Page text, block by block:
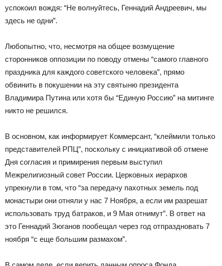
успокоил вождя: “Не волнуйтесь, Геннадий Андреевич, мы
здесь не одни”.
Любопытно, что, несмотря на общее возмущение
сторонников оппозиции по поводу отмены “самого главного
праздника для каждого советского человека”, прямо
обвинить в покушении на эту святыню президента
Владимира Путина или хотя бы “Единую Россию” на митинге
никто не решился.
В основном, как информирует Коммерсант, “клеймили только
представителей РПЦ”, поскольку с инициативой об отмене
Дня согласия и примирения первым выступил
Межрелигиозный совет России. Церковных иерархов
упрекнули в том, что “за передачу пахотных земель под
монастыри они отняли у нас 7 Ноября, а если им разрешат
использовать труд батраков, и 9 Мая отнимут”. В ответ на
это Геннадий Зюганов пообещал через год отпраздновать 7
ноября “с еще большим размахом”.